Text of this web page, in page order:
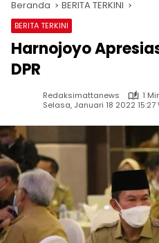
Beranda BERITA TERKINI
BERITA TERKINI
Harnojoyo
DPR
Redaksimattanews
1
Selasa, Januari 18 2022 15:27